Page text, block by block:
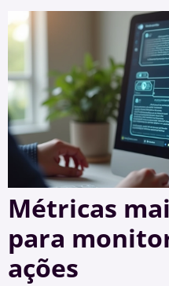
Métricas
para
ações